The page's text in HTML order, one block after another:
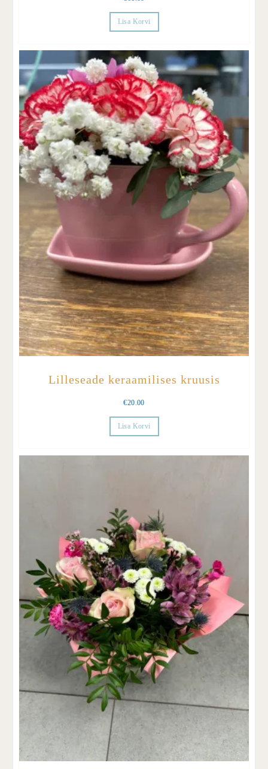
Lisa Korvi
Lilleseade keraamilises kruusis
€20.00
Lisa Korvi